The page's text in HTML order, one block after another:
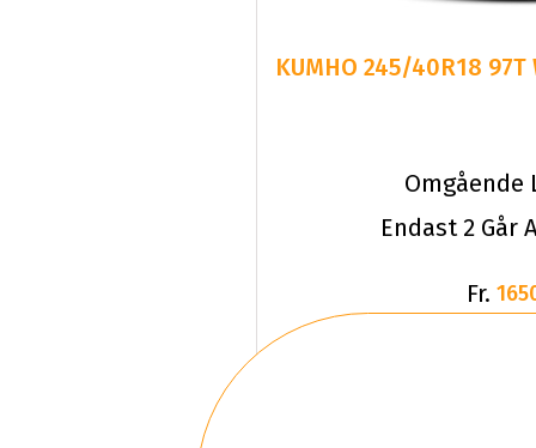
KUMHO 245/40R18
Omgående
Endast 2 Går
Fr.